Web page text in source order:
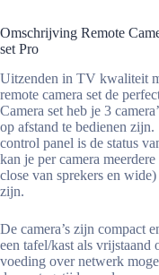
Omschrijving Remote
set Pro
Uitzenden in TV kwaliteit
remote camera set de
Camera set heb je 3
op afstand te bedienen
control panel is de status
kan je per camera
close van sprekers en
zijn.
De camera’s zijn compact
een tafel/kast als
voeding over netwerk